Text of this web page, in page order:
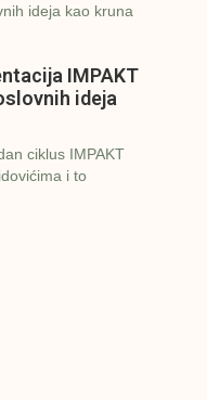
ideja kao kruna
IMPAKT
ideja
ciklus IMPAKT
i to